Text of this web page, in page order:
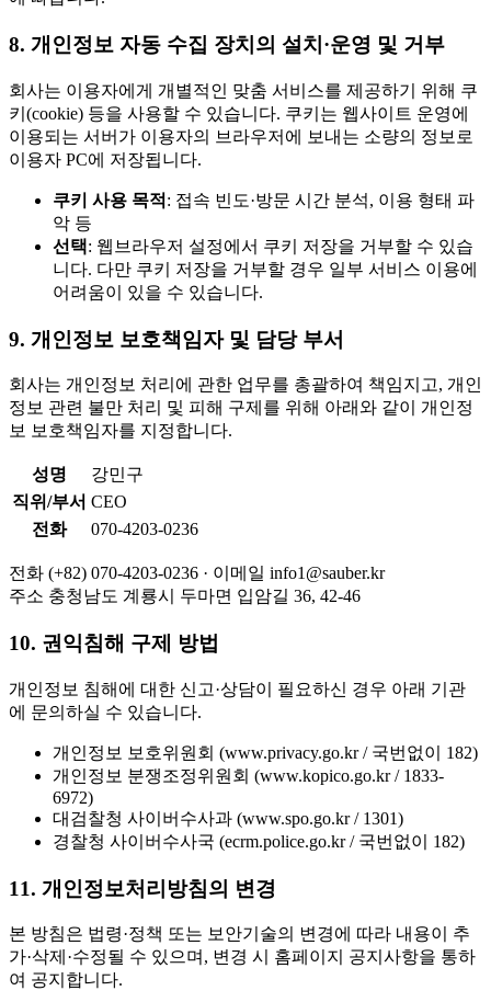
8. 개인정보 자동 수집 장치의 설치·운영 및 거부
회사는 이용자에게 개별적인 맞춤 서비스를 제공하기 위해 쿠
키(cookie) 등을 사용할 수 있습니다. 쿠키는 웹사이트 운영에
이용되는 서버가 이용자의 브라우저에 보내는 소량의 정보로
이용자 PC에 저장됩니다.
쿠키 사용 목적 : 접속 빈도·방문 시간 분석, 이용 형태 파
악 등
선택: 웹브라우저 설정에서 쿠키 저장을 거부할 수 있습
니다. 다만 쿠키 저장을 거부할 경우 일부 서비스 이용에
어려움이 있을 수 있습니다.
9. 개인정보 보호책임자 및 담당 부서
회사는 개인정보 처리에 관한 업무를 총괄하여 책임지고, 개인
정보 관련 불만 처리 및 피해 구제를 위해 아래와 같이 개인정
보 보호책임자를 지정합니다.
성명
강민구
직위/부서 CEO
전화
070-4203-0236
전화 (+82) 070-4203-0236 · 이메일 info1@sauber.kr
주소 충청남도 계룡시 두마면 입암길 36, 42-46
10. 권익침해 구제 방법
개인정보 침해에 대한 신고·상담이 필요하신 경우 아래 기관
에 문의하실 수 있습니다.
개인정보 보호위원회 (www.privacy.go.kr / 국번없이 182)
개인정보 분쟁조정위원회 (www.kopico.go.kr / 1833-
6972)
대검찰청 사이버수사과 (www.spo.go.kr / 1301)
경찰청 사이버수사국 (ecrm.police.go.kr / 국번없이 182)
11. 개인정보처리방침의 변경
본 방침은 법령·정책 또는 보안기술의 변경에 따라 내용이 추
가·삭제·수정될 수 있으며, 변경 시 홈페이지 공지사항을 통하
여 공지합니다.